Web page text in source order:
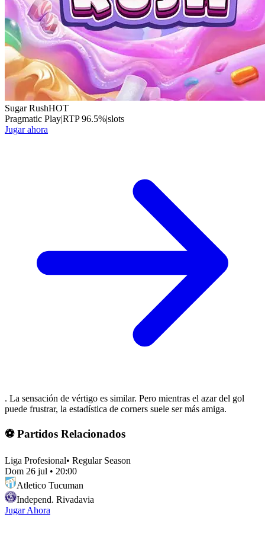
Sugar RushHOT
Pragmatic Play|RTP96.5%|slots
Jugar ahora
. La sensación de vértigo es similar. Pero mientras el azar del gol
puede frustrar, la estadística de corners suele ser más amiga.
⚽ Partidos Relacionados
Liga Profesional• Regular Season
Dom 26 jul • 20:00
Atletico Tucuman
Independ. Rivadavia
Jugar Ahora